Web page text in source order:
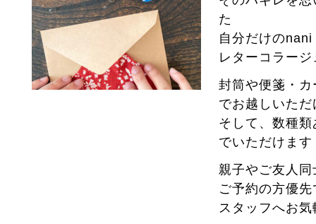
た
自分だけの
レターコラー
封筒や便箋・
でお越しいた
そして、数種
でいただけます
親子やご友人
ご予約の方優
スタッフへお